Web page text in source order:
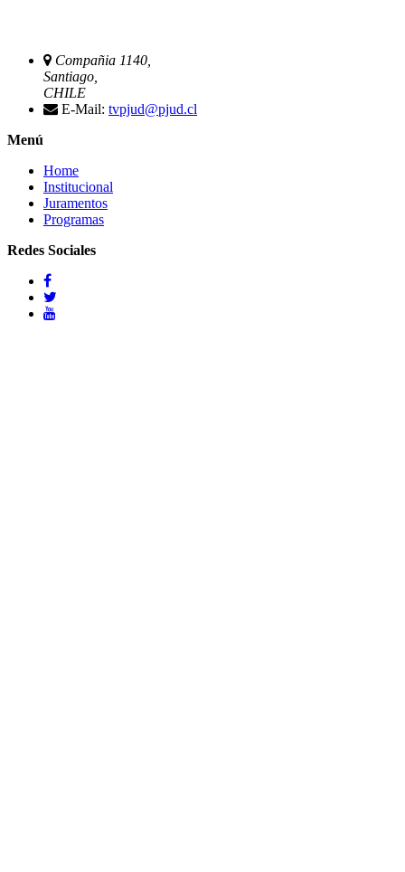
Compañia 1140,
Santiago,
CHILE
E-Mail: tvpjud@pjud.cl
Menú
Home
Institucional
Juramentos
Programas
Redes Sociales